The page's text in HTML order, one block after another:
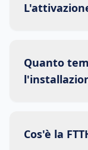
Quanto
Cos'è la